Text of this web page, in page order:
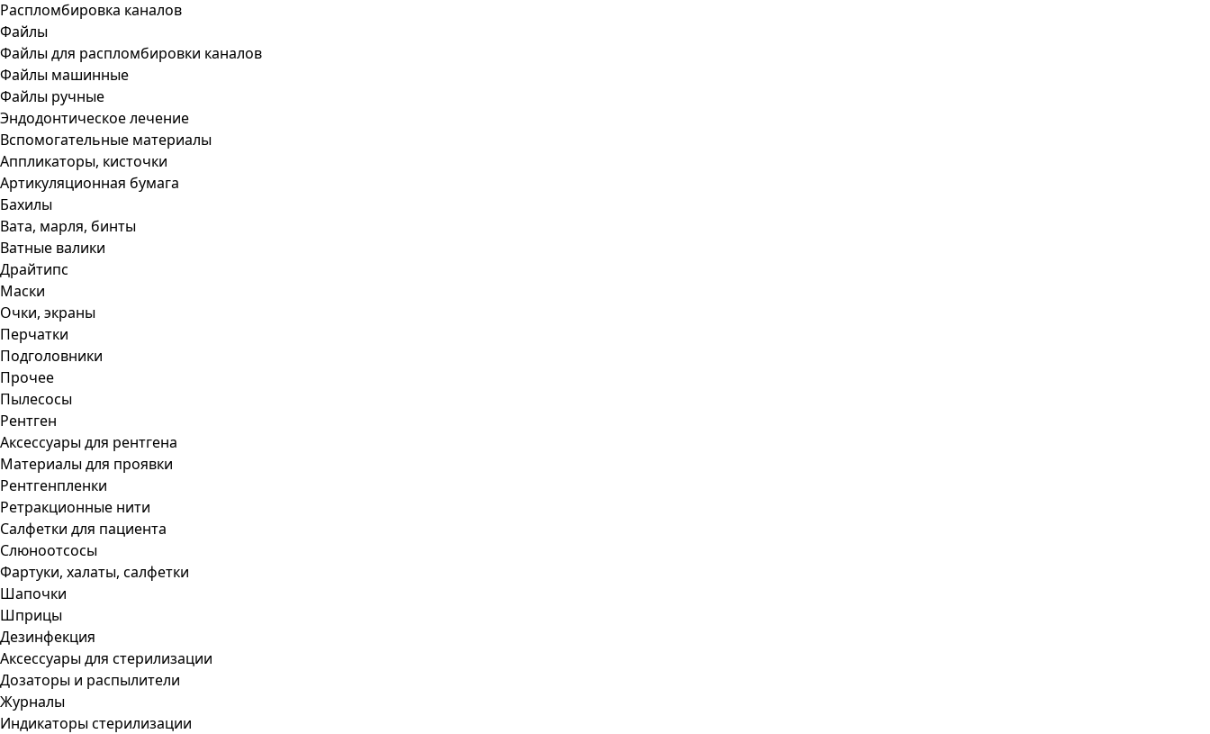
Распломбировка каналов
Файлы
Файлы для распломбировки каналов
Файлы машинные
Файлы ручные
Эндодонтическое лечение
Вспомогательные материалы
Аппликаторы, кисточки
Артикуляционная бумага
Бахилы
Вата, марля, бинты
Ватные валики
Драйтипс
Маски
Очки, экраны
Перчатки
Подголовники
Прочее
Пылесосы
Рентген
Аксессуары для рентгена
Материалы для проявки
Рентгенпленки
Ретракционные нити
Салфетки для пациента
Слюноотсосы
Фартуки, халаты, салфетки
Шапочки
Шприцы
Дезинфекция
Аксессуары для стерилизации
Дозаторы и распылители
Журналы
Индикаторы стерилизации